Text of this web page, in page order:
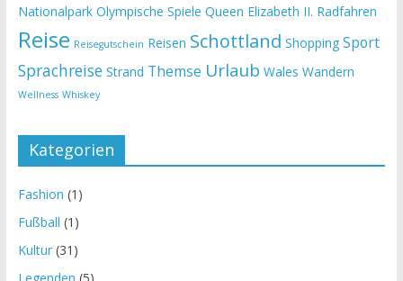
Nationalpark Olympische Spiele Queen Elizabeth II. Radfahren
Reise Reisegutschein Reisen Schottland Shopping Sport
Sprachreise Strand Themse Urlaub Wales Wandern
Wellness Whiskey
Kategorien
Fashion (1)
Fußball (1)
Kultur(31)
Legenden (5)